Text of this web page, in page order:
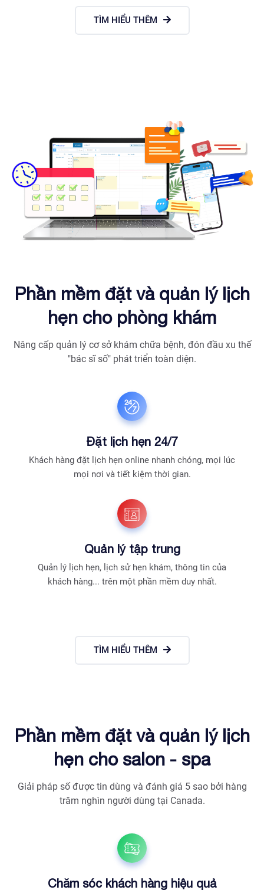
TÌM HIỂU THÊM
Phần mềm đặt và quản lý lịch
hẹn cho phòng khám
Nâng cấp quản lý cơ sở khám chữa bệnh, đón đầu xu thế
"bác sĩ số" phát triển toàn diện.
Đặt lịch hẹn 24/7
Khách hàng đặt lịch hẹn online nhanh chóng, mọi lúc
mọi nơi và tiết kiệm thời gian.
Quản lý tập trung
Quản lý lịch hẹn, lịch sử hẹn khám, thông tin của
khách hàng... trên một phần mềm duy nhất.
TÌM HIỂU THÊM
Phần mềm đặt và quản lý lịch
hẹn cho salon - spa
Giải pháp số được tin dùng và đánh giá 5 sao bởi hàng
trăm nghìn người dùng tại Canada.
Chăm sóc khách hàng hiệu quả